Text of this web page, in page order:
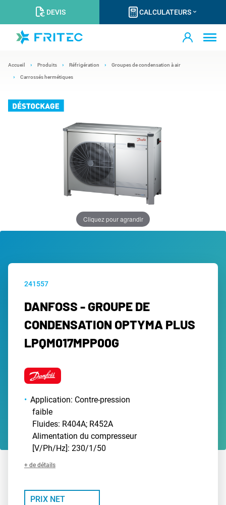
DEVIS CALCULATEURS
Accueil Produits Réfrigération Groupes de condensation à air
Carrossés hermétiques
Cliquez pour agrandir
241557
DANFOSS - GROUPE DE
CONDENSATION OPTYMA PLUS
LPQM017MPP00G
Application: Contre-pression
faible
Fluides: R404A; R452A
Alimentation du compresseur
[V/Ph/Hz]: 230/1/50
+ de détails
PRIX NET